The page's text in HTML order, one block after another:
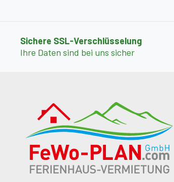
Sichere SSL-Verschlüsselung
Ihre Daten sind bei uns sicher